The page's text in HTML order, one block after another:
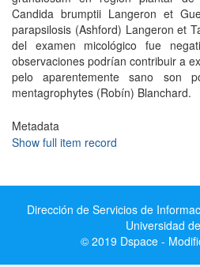
Candida brumptii Langeron et
parapsilosis (Ashford) Langeron et
del examen micológico fue
observaciones podrían contribuir a
pelo aparentemente sano son
mentagrophytes (Robín) Blanchard.
Metadata
Show full item record
Dirección de Servicios de
Universidad
© 2019 Dspace -